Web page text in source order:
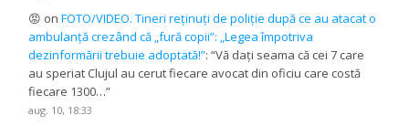
😡 onFOTO/VIDEO. Tineri reținuți de poliție după ce au atacat o
ambulanță crezând că „fură copii”: „Legea împotriva
dezinformării trebuie adoptată!”: “Vă dați seama că cei 7 care
au speriat Clujul au cerut fiecare avocat din oficiu care costă
fiecare 1300…”
aug. 10, 18:33